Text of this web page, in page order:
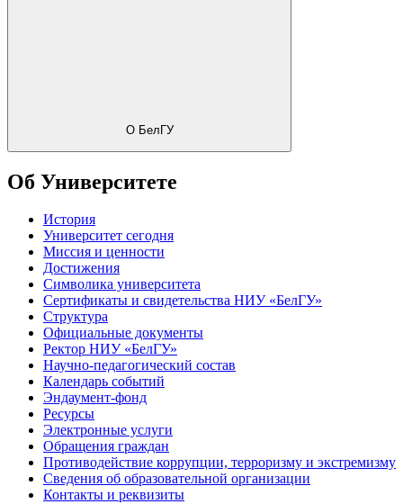
О БелГУ
Об Университете
История
Университет сегодня
Миссия и ценности
Достижения
Символика университета
Сертификаты и свидетельства НИУ «БелГУ»
Структура
Официальные документы
Ректор НИУ «БелГУ»
Научно-педагогический состав
Календарь событий
Эндаумент-фонд
Ресурсы
Электронные услуги
Обращения граждан
Противодействие коррупции, терроризму и экстремизму
Сведения об образовательной организации
Контакты и реквизиты